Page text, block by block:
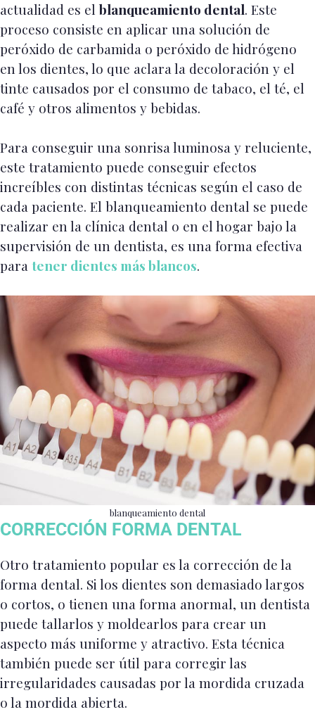
actualidad es el blanqueamiento dental. Este
proceso consiste en aplicar una solución de
peróxido de carbamida o peróxido de hidrógeno
en los dientes, lo que aclara la decoloración y el
tinte causados por el consumo de tabaco, el té, el
café y otros alimentos y bebidas.
Para conseguir una sonrisa luminosa y reluciente,
este tratamiento puede conseguir efectos
increíbles con distintas técnicas según el caso de
cada paciente. El blanqueamiento dental se puede
realizar en la clínica dental o en el hogar bajo la
supervisión de un dentista, es una forma efectiva
para tener dientes más blancos.
blanqueamiento dental
CORRECCIÓN FORMA DENTAL
Otro tratamiento popular es la corrección de la
forma dental. Si los dientes son demasiado largos
o cortos, o tienen una forma anormal, un dentista
puede tallarlos y moldearlos para crear un
aspecto más uniforme y atractivo. Esta técnica
también puede ser útil para corregir las
irregularidades causadas por la mordida cruzada
o la mordida abierta.